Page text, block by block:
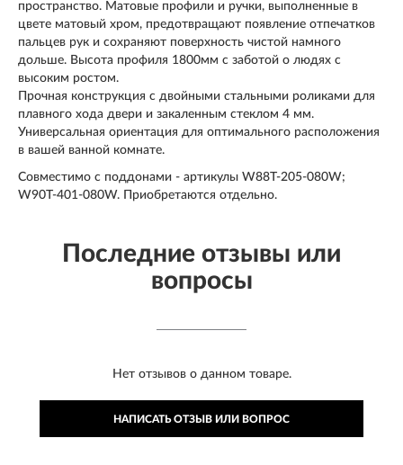
пространство. Матовые профили и ручки, выполненные в
цвете матовый хром, предотвращают появление отпечатков
пальцев рук и сохраняют поверхность чистой намного
дольше. Высота профиля 1800мм с заботой о людях с
высоким ростом.
Прочная конструкция с двойными стальными роликами для
плавного хода двери и закаленным стеклом 4 мм.
Универсальная ориентация для оптимального расположения
в вашей ванной комнате.
Совместимо с поддонами - артикулы W88T-205-080W;
W90T-401-080W. Приобретаются отдельно.
Последние отзывы или
вопросы
Нет отзывов о данном товаре.
НАПИСАТЬ ОТЗЫВ ИЛИ ВОПРОС